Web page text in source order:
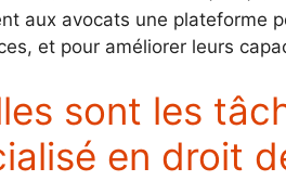
aux avocats une plateforme
et pour améliorer leurs
sont les
en droit